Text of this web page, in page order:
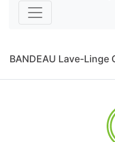
BANDEAU Lave-Linge